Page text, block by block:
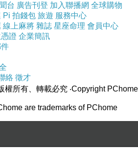
台 廣告刊登 加入聯播網 全球購物
Pi 拍錢包 旅遊 服務中心
線上麻將 雜誌 星座命理 會員中心
證 企業簡訊
絡 徵才
權所有、轉載必究 ‧Copyright PChome
are trademarks of PChome